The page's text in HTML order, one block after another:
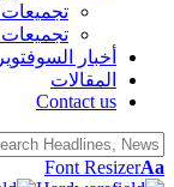
تجميعات AMD
تجميعات Intel
أخبار السوفتوير
المقالات
Contact us
Font ResizerAa